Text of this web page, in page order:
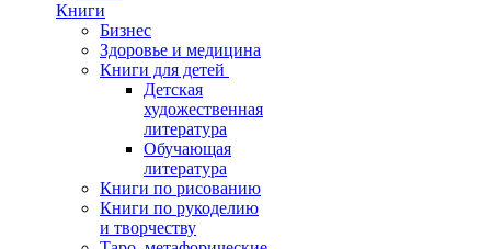
Книги
Бизнес
Здоровье и медицина
Книги для детей
Детская
художественная
литература
Обучающая
литература
Книги по рисованию
Книги по рукоделию
и творчеству